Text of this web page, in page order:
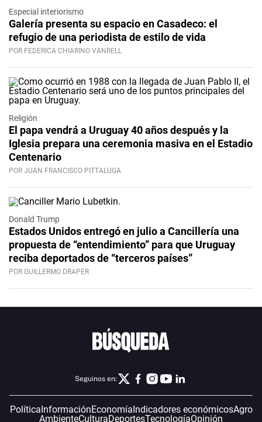
Especial interiorismo
Galería presenta su espacio en Casadeco: el
refugio de una periodista de estilo de vida
POR FEDERICA CHIARINO VANRELL
Religión
El papa vendrá a Uruguay 40 años después y la
Iglesia prepara una ceremonia masiva en el Estadio
Centenario
POR JUAN FRANCISCO PITTALUGA
Donald Trump
Estados Unidos entregó en julio a Cancillería una
propuesta de “entendimiento” para que Uruguay
reciba deportados de “terceros países”
POR GUILLERMO DRAPER
Seguinos en:
PolíticaInformaciónEconomíaIndicadores económicosAgro
AmbienteCulturaDeportesTecnologíaOpinión